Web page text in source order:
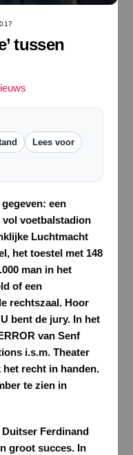
tussen
Lees voor
een
voetbalstadion
Luchtmacht
het toestel met 148
man in het
of een
rechtszaal. Hoor
bent de jury. In het
van Senf
i.s.m. Theater
het recht in handen.
te zien in
Ferdinand
groot succes. In